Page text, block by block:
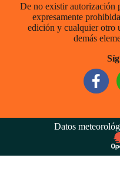
De no existir autorización
expresamente
edición y cualquier otro
demás
Datos